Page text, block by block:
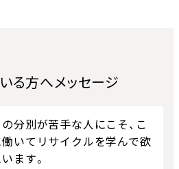
る方へメッセージ
分別が苦手な人にこそ、こ
いてリサイクルを学んで欲
ます。